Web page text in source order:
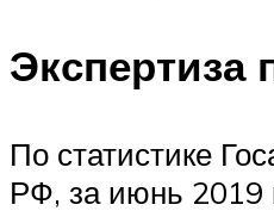
Экспертиза
По статистике
РФ, за июнь 2019